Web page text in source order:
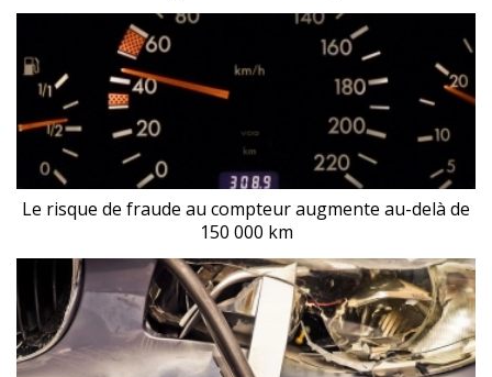
Le risque de fraude au compteur augmente au-delà de
150 000 km